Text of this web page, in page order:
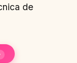
de